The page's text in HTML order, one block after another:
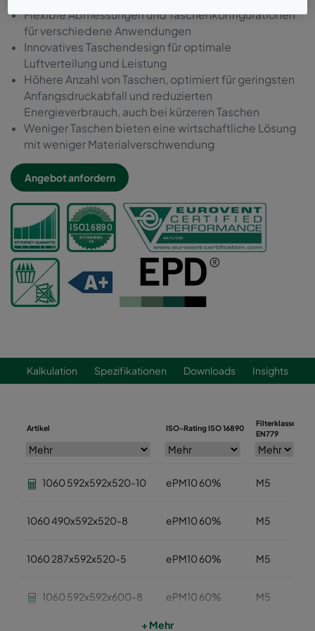
Flexible Abmessungen und Taschenkonfigurationen
für verschiedene Anwendungen
Innovatives Taschendesign für optimale
Luftverteilung und Leistung
Höhere Anzahl von Taschen, optimiert für geringsten
Anfangsdruckabfall und reduzierten
Energieverbrauch, auch bei kürzeren Taschen
Weniger Taschen bieten eine wirtschaftliche Lösung
mit weniger Materialverschwendung
Angebot anfordern
Kalkulation Spezifikationen Downloads Insights
Artikel ISO-Rating ISO 16890
Filterklasse
EN779
1060 592x592x520-10 ePM10 60% M5
1060 490x592x520-8 ePM10 60% M5
1060 287x592x520-5 ePM10 60% M5
1060 592x592x600-8 ePM10 60% M5
+ Mehr